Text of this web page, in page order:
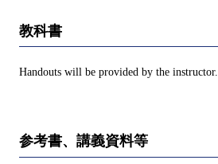
教科書
Handouts will be provided by the instructor.
参考書、講義資料等